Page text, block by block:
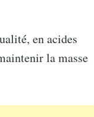
en acides
la masse